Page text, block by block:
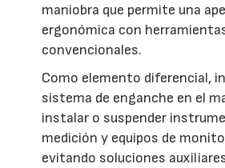
maniobra que permite una
ergonómica con
convencionales.
Como elemento diferencial,
sistema de enganche en el
instalar o suspender
medición y equipos de
evitando soluciones